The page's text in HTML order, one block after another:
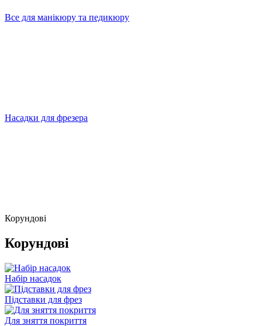
Все для манікюру та педикюру
Насадки для фрезера
Корундові
Корундові
Набір насадок
Підставки для фрез
Для зняття покриття